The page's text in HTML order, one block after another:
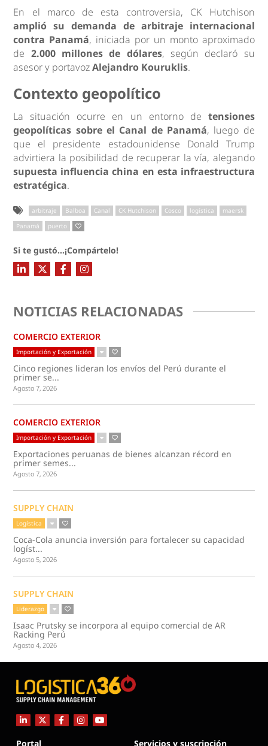
En el marco de esta controversia, CK Hutchison
amplió su demanda de arbitraje internacional
contra Panamá, iniciada por un monto aproximado
de 2.000 millones de dólares, según declaró su
asesor y portavozAlejandro Kouruklis.
Contexto geopolítico
La situación ocurre en un entorno de tensiones
geopolíticas sobre el Canal de Panamá, luego de
que el presidente estadounidense Donald Trump
advirtiera la posibilidad de recuperar la vía, alegando
supuesta influencia china en esta infraestructura
estratégica.
arbitraje Balboa Canal CK Hutchison Cosco logística
maersk
Panamá
puerto
Si te gustó...¡Compártelo!
NOTICIAS RELACIONADAS
COMERCIO EXTERIOR
Importación y Exportación
Cinco regiones lideran los envíos del Perú durante el
primer se...
Agosto 7, 2026
COMERCIO EXTERIOR
Importación y Exportación
Exportaciones peruanas de bienes alcanzan récord en
primer semes...
Agosto 7, 2026
SUPPLY CHAIN
Logística
Coca-Cola anuncia inversión para fortalecer su capacidad
logíst...
Agosto 5, 2026
SUPPLY CHAIN
Liderazgo
Isaac Prutsky se incorpora al equipo comercial de AR
Racking Perú
Agosto 4, 2026
Portal Servicios y suscripción